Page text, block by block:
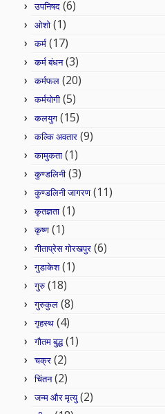
उपनिषद (6)
ओशो (1)
कर्म (17)
कर्म बंधन(3)
कर्मफल (20)
कर्मयोगी (5)
कलयुग (15)
कल्कि अवतार (9)
कामुकता (1)
कुण्डलिनी (3)
कुण्डलिनी जागरण (11)
कृतज्ञता (1)
कृष्ण (1)
गीताप्रेस गोरखपुर (6)
गुडाकेश(1)
गुरु(18)
गुरुकुल (8)
गृहस्थ (4)
गौतम बुद्ध(1)
चक्र (2)
चिंतन(2)
जन्म और मृत्यु(2)